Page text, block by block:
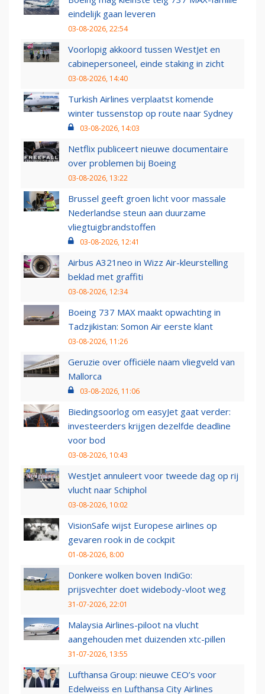
eindelijk gaan leveren
03-08-2026, 22:54
Voorlopig akkoord tussen WestJet en
cabinepersoneel, einde staking in zicht
03-08-2026, 14:40
Turkish Airlines verplaatst komende
winter tussenstop op route naar Sydney
03-08-2026, 14:03
Netflix publiceert nieuwe documentaire
over problemen bij Boeing
03-08-2026, 13:22
Brussel geeft groen licht voor massale
Nederlandse steun aan duurzame
vliegtuigbrandstoffen
03-08-2026, 12:41
Airbus A321neo in Wizz Air-kleurstelling
beklad met graffiti
03-08-2026, 12:34
Boeing 737 MAX maakt opwachting in
Tadzjikistan: Somon Air eerste klant
03-08-2026, 11:26
Geruzie over officiële naam vliegveld van
Mallorca
03-08-2026, 11:06
Biedingsoorlog om easyJet gaat verder:
investeerders krijgen dezelfde deadline
voor bod
03-08-2026, 10:43
WestJet annuleert voor tweede dag op rij
vlucht naar Schiphol
03-08-2026, 10:02
VisionSafe wijst Europese airlines op
gevaren rook in de cockpit
01-08-2026, 8:00
Donkere wolken boven IndiGo:
prijsvechter doet widebody-vloot weg
31-07-2026, 22:01
Malaysia Airlines-piloot na vlucht
aangehouden met duizenden xtc-pillen
31-07-2026, 13:55
Lufthansa Group: nieuwe CEO’s voor
Edelweiss en Lufthansa City Airlines